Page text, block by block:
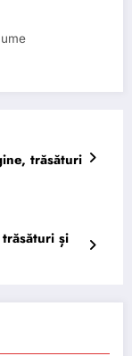
trăsături
și